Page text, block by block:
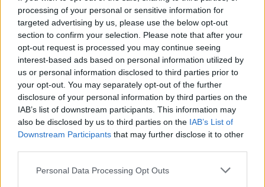
processing of your personal or sensitive information for
targeted advertising by us, please use the below opt-out
section to confirm your selection. Please note that after your
opt-out request is processed you may continue seeing
interest-based ads based on personal information utilized by
us or personal information disclosed to third parties prior to
your opt-out. You may separately opt-out of the further
disclosure of your personal information by third parties on the
IAB’s list of downstream participants. This information may
also be disclosed by us to third parties on the IAB’s List of
Downstream Participants that may further disclose it to other
Please note that this website/app uses one or more Google
Personal Data Processing Opt Outs
ξανακύλησα» – Η «εξομολόγηση» του στο περιοδικό
Esquire
ΑΝΑΡΤΗΘΗΚΕ ΑΠΟΓΙΆΝΝΗΣ ΚΟΝΤΟΓΕΏΡΓΟΣ 10 ΑΥΓΟΎΣΤΟΥ 2026